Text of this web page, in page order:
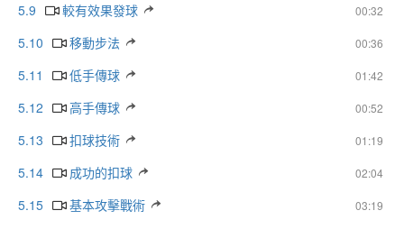
5.9
00:32
較有效果發球
5.10
00:36
移動步法
5.11
01:42
低手傳球
5.12
00:52
高手傳球
5.13
01:19
扣球技術
5.14
02:04
成功的扣球
5.15
03:19
基本攻擊戰術